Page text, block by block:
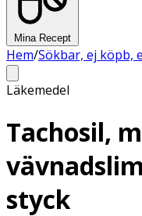
Mina Recept
Hem/Sökbar, ej köpb,
Läkemedel
Tachosil,
styck